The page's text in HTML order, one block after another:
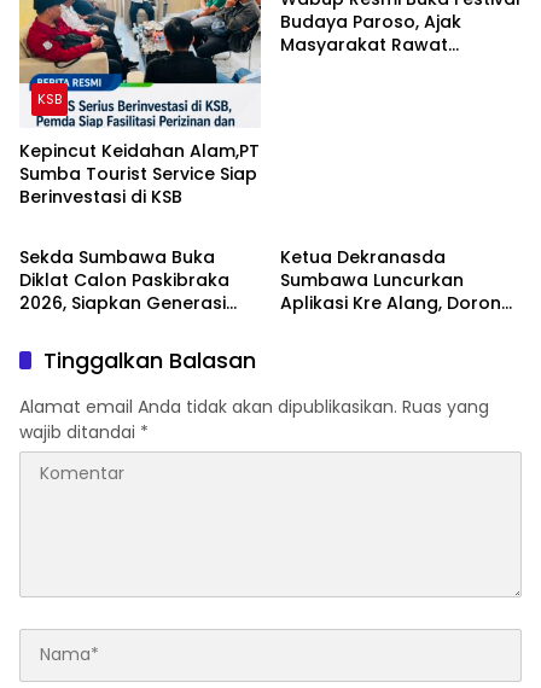
KSB
Kepincut Keidahan Alam,PT
Sumba Tourist Service Siap
Berinvestasi di KSB
Budaya Paroso, Ajak
Masyarakat Rawat
Politik pemerintahan
Sekda Sumbawa Buka
Diklat Calon Paskibraka
2026, Siapkan Generasi
Jiwa Kepemimpinan
Ketua Dekranasda
Sumbawa Luncurkan
Aplikasi Kre Alang, Dorong
Tinggalkan Balasan
Alamat email Anda tidak akan dipublikasikan. Ruas yang
wajib ditandai *